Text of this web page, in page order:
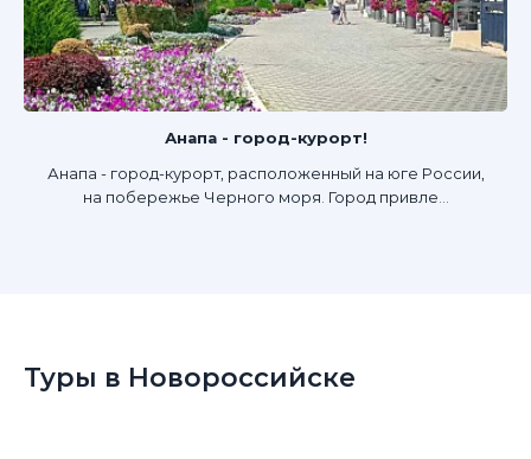
Анапа - город-курорт!
Анапа - город-курорт, расположенный на юге России,
на побережье Черного моря. Город привле...
Туры в Новороссийске